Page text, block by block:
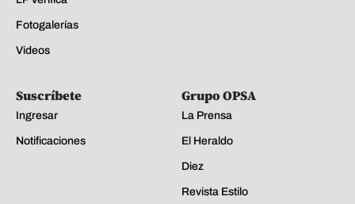
Fotogalerías
Videos
Suscríbete
Ingresar
Notificaciones
Grupo OPSA
La Prensa
El Heraldo
Diez
Revista Estilo